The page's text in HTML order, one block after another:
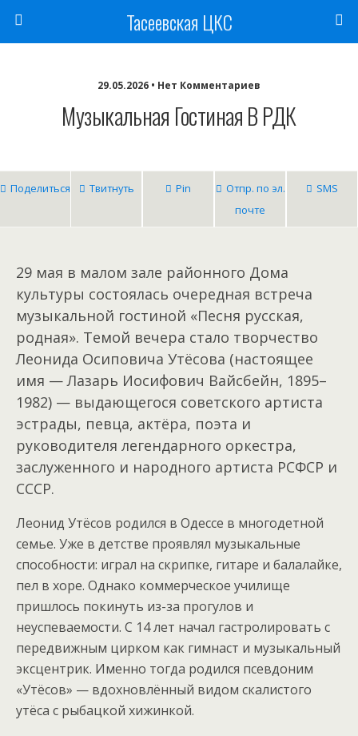
Тасеевская ЦКС
29.05.2026 • Нет Комментариев
Музыкальная Гостиная В РДК
Поделиться Твитнуть Pin
Отпр. по эл.
почте
SMS
29 мая в малом зале районного Дома
культуры состоялась очередная встреча
музыкальной гостиной «Песня русская,
родная». Темой вечера стало творчество
Леонида Осиповича Утёсова (настоящее
имя — Лазарь Иосифович Вайсбейн, 1895–
1982) — выдающегося советского артиста
эстрады, певца, актёра, поэта и
руководителя легендарного оркестра,
заслуженного и народного артиста РСФСР и
СССР.
Леонид Утёсов родился в Одессе в многодетной
семье. Уже в детстве проявлял музыкальные
способности: играл на скрипке, гитаре и балалайке,
пел в хоре. Однако коммерческое училище
пришлось покинуть из-за прогулов и
неуспеваемости. С 14 лет начал гастролировать с
передвижным цирком как гимнаст и музыкальный
эксцентрик. Именно тогда родился псевдоним
«Утёсов» — вдохновлённый видом скалистого
утёса с рыбацкой хижинкой.